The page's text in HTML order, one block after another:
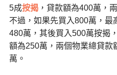
5成按揭，貸款額為400萬，
不過，如果先買入800萬，最
480萬，其後買入500萬按揭
額為250萬，兩個物業總貸款
萬。